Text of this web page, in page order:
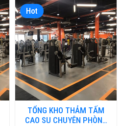
Hot
TỔNG KHO THẢM TẤM
CAO SU CHUYÊN PHÒNG